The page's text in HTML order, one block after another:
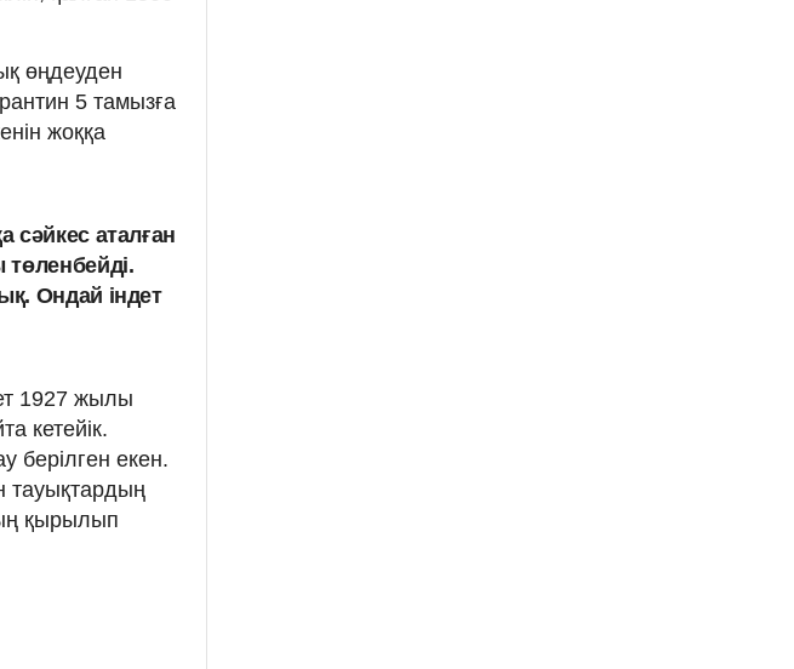
өңдеуден
5 тамызға
жоққа
сәйкес аталған
Ондай індет
1927 жылы
кетейік.
берілген екен.
тауықтардың
қырылып